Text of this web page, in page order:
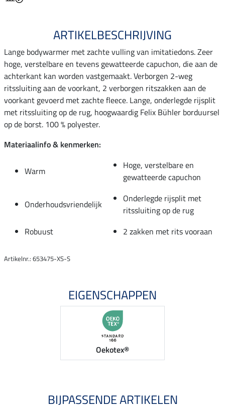
ARTIKELBESCHRIJVING
Lange bodywarmer met zachte vulling van imitatiedons. Zeer
hoge, verstelbare en tevens gewatteerde capuchon, die aan de
achterkant kan worden vastgemaakt. Verborgen 2-weg
ritssluiting aan de voorkant, 2 verborgen ritszakken aan de
voorkant gevoerd met zachte fleece. Lange, onderlegde rijsplit
met ritssluiting op de rug, hoogwaardig Felix Bühler borduursel
op de borst. 100 % polyester.
Materiaalinfo & kenmerken:
Warm
Hoge, verstelbare en
gewatteerde capuchon
Onderhoudsvriendelijk
Onderlegde rijsplit met
ritssluiting op de rug
Robuust
2 zakken met rits vooraan
Artikelnr.: 653475-XS-S
EIGENSCHAPPEN
Oekotex®
BIJPASSENDE ARTIKELEN